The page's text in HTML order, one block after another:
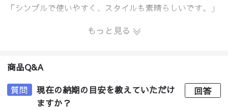
「シンプルで使いやすく、スタイルも素晴らしいです。」
もっと見る
商品Q&A
質問
現在の納期の目安を教えていただけ
ますか？
回答